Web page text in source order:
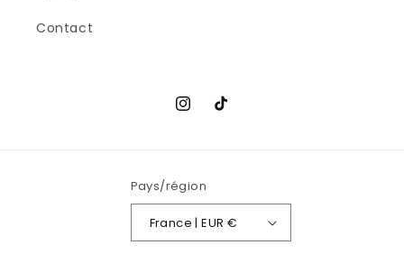
Contact
Instagram
TikTok
Pays/région
France | EUR €